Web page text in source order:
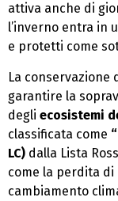
attiva anche di
l’inverno entra in
e protetti come
La conservazione
garantire la
degli ecosistemi
classificata come
LC) dalla Lista
come la perdita di
cambiamento